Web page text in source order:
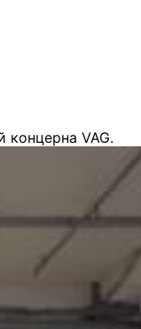
VAG.